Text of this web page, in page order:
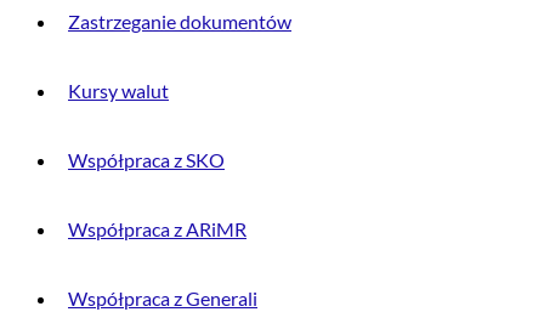
Zastrzeganie dokumentów
Kursy walut
Współpraca z SKO
Współpraca z ARiMR
Współpraca z Generali